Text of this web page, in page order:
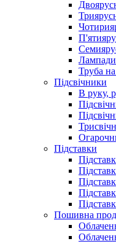
Лампади
Труба
Підсвічники
В руку,
Підставки
Пошивна